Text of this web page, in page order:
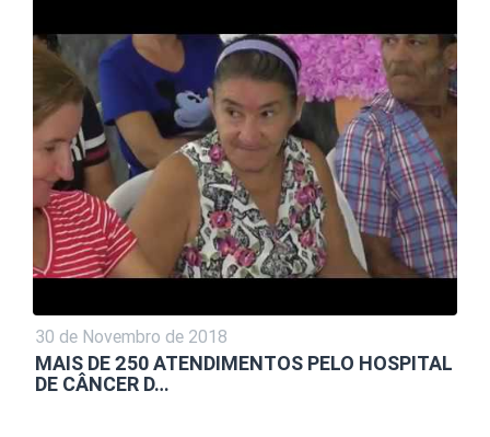
30 de Novembro de 2018
MAIS DE 250 ATENDIMENTOS PELO HOSPITAL
DE CÂNCER D…